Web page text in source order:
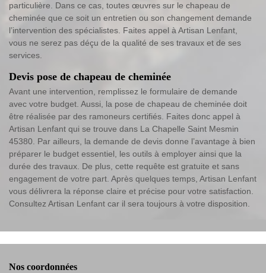
particulière. Dans ce cas, toutes œuvres sur le chapeau de
cheminée que ce soit un entretien ou son changement demande
l’intervention des spécialistes. Faites appel à Artisan Lenfant,
vous ne serez pas déçu de la qualité de ses travaux et de ses
services.
Devis pose de chapeau de cheminée
Avant une intervention, remplissez le formulaire de demande
avec votre budget. Aussi, la pose de chapeau de cheminée doit
être réalisée par des ramoneurs certifiés. Faites donc appel à
Artisan Lenfant qui se trouve dans La Chapelle Saint Mesmin
45380. Par ailleurs, la demande de devis donne l’avantage à bien
préparer le budget essentiel, les outils à employer ainsi que la
durée des travaux. De plus, cette requête est gratuite et sans
engagement de votre part. Après quelques temps, Artisan Lenfant
vous délivrera la réponse claire et précise pour votre satisfaction.
Consultez Artisan Lenfant car il sera toujours à votre disposition.
Nos coordonnées